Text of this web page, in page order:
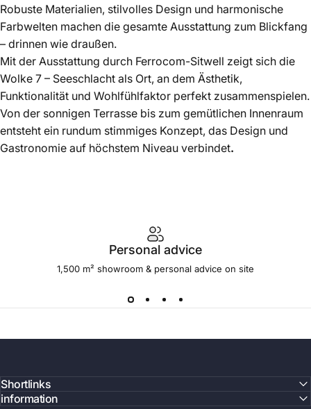
Robuste Materialien, stilvolles Design und harmonische
Farbwelten machen die gesamte Ausstattung zum Blickfang
– drinnen wie draußen.
Mit der Ausstattung durch Ferrocom-Sitwell zeigt sich die
Wolke 7 – Seeschlacht als Ort, an dem Ästhetik,
Funktionalität und Wohlfühlfaktor perfekt zusammenspielen.
Von der sonnigen Terrasse bis zum gemütlichen Innenraum
entsteht ein rundum stimmiges Konzept, das Design und
Gastronomie auf höchstem Niveau verbindet.
Personal advice
1,500 m² showroom & personal advice on site
Shortlinks
information